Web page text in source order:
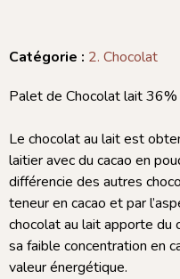
Catégorie : 2. Chocolat
Palet de Chocolat lait 36%
Le chocolat au lait est
laitier avec du cacao en
différencie des autres
teneur en cacao et par
chocolat au lait apporte du
sa faible concentration en
valeur énergétique.